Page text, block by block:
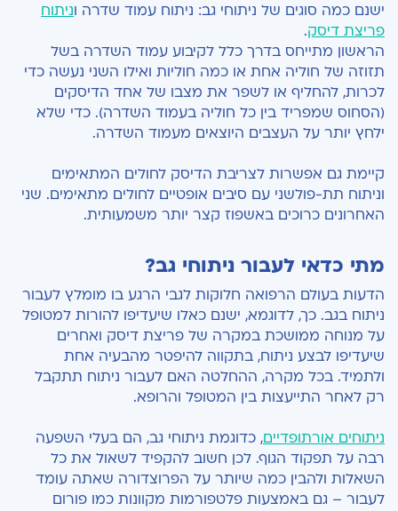
ישנם כמה סוגים של ניתוחי גב: ניתוח עמוד שדרה וניתוח
פריצת דיסק.
הראשון מתייחס בדרך כלל לקיבוע עמוד השדרה בשל
תזוזה של חוליה אחת או כמה חוליות ואילו השני נעשה כדי
לכרות, להחליף או לשפר את מצבו של אחד הדיסקים
(הסחוס שמפריד בין כל חוליה בעמוד השדרה). כדי שלא
ילחץ יותר על העצבים היוצאים מעמוד השדרה.
קיימת גם אפשרות לצריבת הדיסק לחולים המתאימים
וניתוח תת-פולשני עם סיבים אופטיים לחולים מתאימים. שני
האחרונים כרוכים באשפוז קצר יותר משמעותית.
מתי כדאי לעבור ניתוחי גב?
הדעות בעולם הרפואה חלוקות לגבי הרגע בו מומלץ לעבור
ניתוח בגב. כך, לדוגמא, ישנם כאלו שיעדיפו להורות למטופל
על מנוחה ממושכת במקרה של פריצת דיסק ואחרים
שיעדיפו לבצע ניתוח, בתקווה להיפטר מהבעיה אחת
ולתמיד. בכל מקרה, ההחלטה האם לעבור ניתוח תתקבל
רק לאחר התייעצות בין המטופל והרופא.
ניתוחים אורתופדיים, כדוגמת ניתוחי גב, הם בעלי השפעה
רבה על תפקוד הגוף. לכן חשוב להקפיד לשאול את כל
השאלות ולהבין כמה שיותר על הפרוצדורה שאתה עומד
לעבור – גם באמצעות פלטפורמות מקוונות כמו פורום